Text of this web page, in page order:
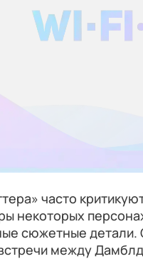
часто
некоторых
сюжетные детали.
между